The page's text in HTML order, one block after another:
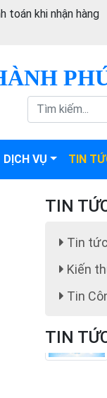
toán khi nhận hàng
DỊCH VỤ TIN
TIN
Tin
Kiến
Tin
TIN